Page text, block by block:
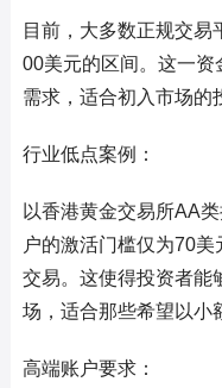
目前，大多数正规交易
00美元的区间。这一资
需求，适合初入市场的
行业低点案例：
以香港黄金交易所AA
户的激活门槛仅为70
交易。这使得投资者能
场，适合那些希望以小
高端账户要求：